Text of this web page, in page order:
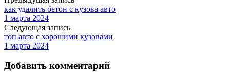
как удалить бетон с кузова авто
1 марта 2024
Следующая запись
топ авто с хорошими кузовами
1 марта 2024
Добавить комментарий